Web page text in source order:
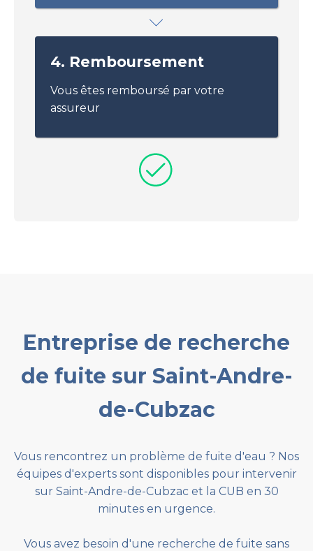
4. Remboursement
Vous êtes remboursé par votre
assureur
Entreprise de recherche
de fuite sur Saint-Andre-
de-Cubzac
Vous rencontrez un problème de fuite d'eau ? Nos
équipes d'experts sont disponibles pour intervenir
sur Saint-Andre-de-Cubzac et la CUB en 30
minutes en urgence.
Vous avez besoin d'une recherche de fuite sans